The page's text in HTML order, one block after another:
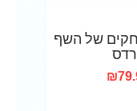
של השף
₪